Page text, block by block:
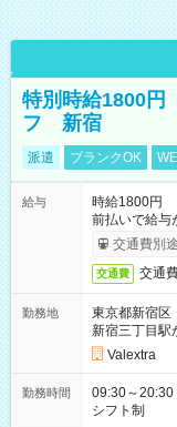
特別時給1800円
フ 新宿
派遣 ブランクOK
給与
時給1800円
前払いで給与
交通費別
交通費 交通
勤務地
東京都新宿区
新宿三丁目駅
Valextra
勤務時間
09:30～20:30 実働7.5時間／休憩1.5時間 営業時間に合わせた
シフト制